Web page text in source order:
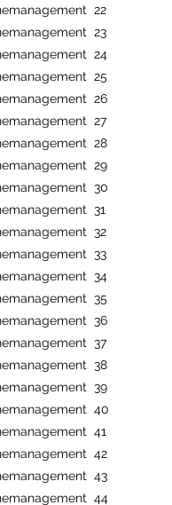
22
23
24
25
26
27
28
29
30
31
32
33
34
35
36
37
38
39
40
41
42
43
44